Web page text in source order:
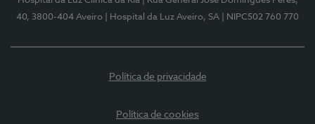
40, 3800-404 Aveiro
| Hospital da Luz Aveiro, SA | NIPC502 760 770
Política de privacidade
Política de cookies